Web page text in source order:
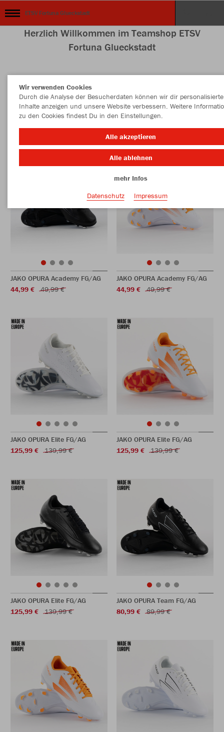
ETSV Fortuna Glueckstadt
Herzlich Willkommen im Teamshop ETSV
Fortuna Glueckstadt
Farbe
JAKO OPURA Academy FG/AG
44,99 €
49,99 €
JAKO OPURA Academy FG/AG
44,99 €
49,99 €
JAKO OPURA Elite FG/AG
125,99 €
139,99 €
JAKO OPURA Elite FG/AG
125,99 €
139,99 €
JAKO OPURA Elite FG/AG
125,99 €
139,99 €
JAKO OPURA Team FG/AG
80,99 €
89,99 €
Wir verwenden Cookies
Durch die Analyse der Besucherdaten können wir dir personalisierte
Inhalte anzeigen und unsere Website verbessern. Weitere
zu den Cookies findest Du in den Einstellungen.
Alle akzeptieren
Alle ablehnen
mehr Infos
Datenschutz
Impressum